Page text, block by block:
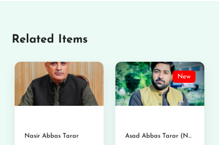
Related Items
Nasir Abbas Tarar
New
Asad Abbas Tarar (Nambardar)